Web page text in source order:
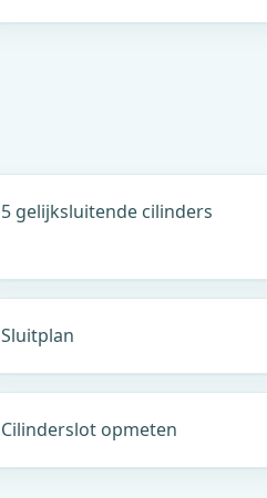
5 gelijksluitende cilinders
Sluitplan
Cilinderslot opmeten